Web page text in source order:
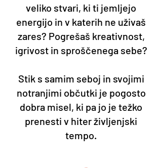
veliko stvari, ki ti jemljejo
energijo in v katerih ne uživaš
zares? Pogrešaš kreativnost,
igrivost in sproščenega sebe?
Stik s samim seboj in svojimi
notranjimi občutki je pogosto
dobra misel, ki pa jo je težko
prenesti v hiter življenjski
tempo.